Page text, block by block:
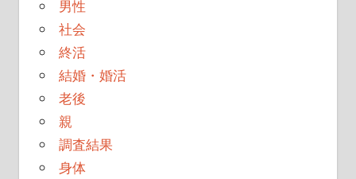
男性
社会
終活
結婚・婚活
老後
親
調査結果
身体